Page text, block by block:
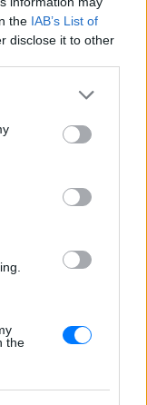
the IAB’s List of
disclose it to other
the
το τραγικό
και την
κοράκι «θυμόταν»
«Χάρο» στη
πίσω από
παρέμεινε για
κεντρική είσοδο,